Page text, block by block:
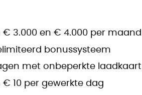
€ 3.000 en € 4.000 per maand
bonussysteem
met onbeperkte laadkaart
10 per gewerkte dag